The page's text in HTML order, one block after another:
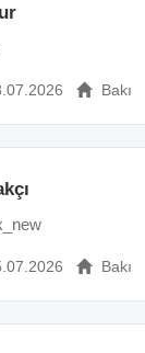
Bakı
Bakı